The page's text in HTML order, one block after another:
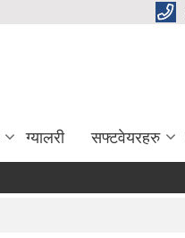
ग्यालरी सफ्टवेयरहरु